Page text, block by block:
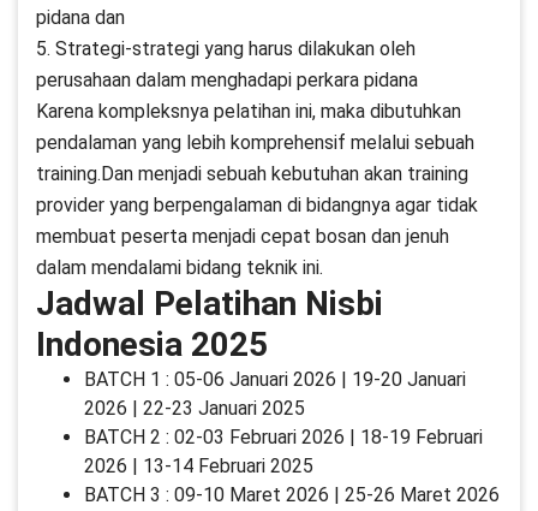
pidana dan
5. Strategi-strategi yang harus dilakukan oleh
perusahaan dalam menghadapi perkara pidana
Karena kompleksnya pelatihan ini, maka dibutuhkan
pendalaman yang lebih komprehensif melalui sebuah
training.Dan menjadi sebuah kebutuhan akan training
provider yang berpengalaman di bidangnya agar tidak
membuat peserta menjadi cepat bosan dan jenuh
dalam mendalami bidang teknik ini.
Jadwal Pelatihan Nisbi
Indonesia 2025
BATCH 1 : 05-06 Januari 2026 | 19-20 Januari
2026 | 22-23 Januari 2025
BATCH 2 : 02-03 Februari 2026 | 18-19 Februari
2026 | 13-14 Februari 2025
BATCH 3 : 09-10 Maret 2026 | 25-26 Maret 2026